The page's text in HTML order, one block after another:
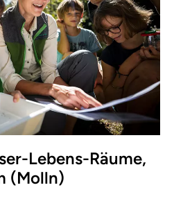
Lebens-Räume,
(Molln)